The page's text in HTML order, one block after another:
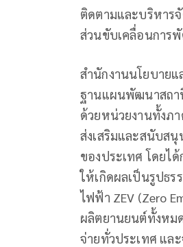
ติดตามและบริหาร
ส่วนขับเคลื่อนการ
สำนักงานนโยบาย
ฐานแผนพัฒนาสถา
ด้วยหน่วยงานทั้งภ
ส่งเสริมและสนับสนุ
ของประเทศ โดยไ
ให้เกิดผลเป็นรูปธร
ไฟฟ้า ZEV (Zero
ผลิตยานยนต์ทั้งหม
จ่ายทั่วประเทศ แล